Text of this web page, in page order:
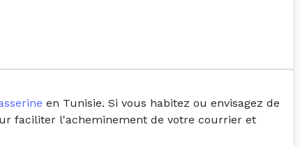
en Tunisie. Si vous habitez ou envisagez de
faciliter l'acheminement de votre courrier et